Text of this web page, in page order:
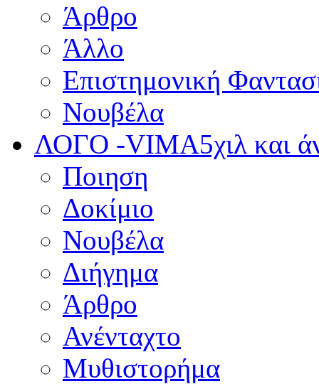
Άρθρο
Άλλο
Επιστημονική
Νουβέλα
ΛΟΓΟ -VIMA5χιλ και
Ποιηση
Δοκίμιο
Νουβέλα
Διήγημα
Άρθρο
Ανένταχτο
Μυθιστορήμα